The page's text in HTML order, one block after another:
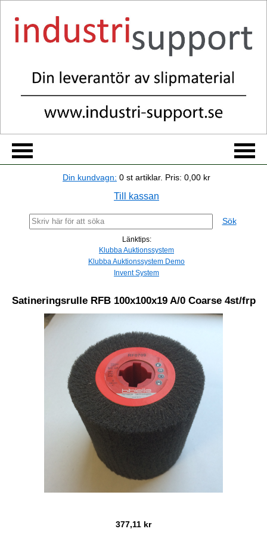
Din kundvagn: 0 st artiklar. Pris: 0,00 kr
Till kassan
Sök
Länktips:
Klubba Auktionssystem
Klubba Auktionssystem Demo
Invent System
Satineringsrulle RFB 100x100x19 A/0 Coarse 4st/frp
377,11 kr